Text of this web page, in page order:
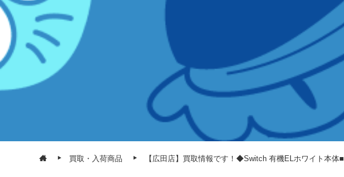
買取・入荷商品 【広田店】買取情報です！◆Switch 有機ELホワイト本体■